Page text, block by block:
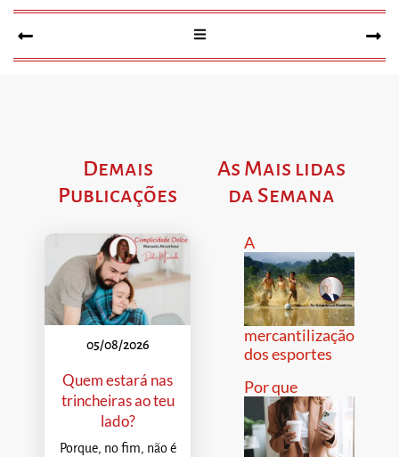
Demais
Publicações
05/08/2026
Quem estará nas
trincheiras ao teu
lado?
Porque, no fim, não é
As Mais lidas
da Semana
A
mercantilização
dos esportes
Por que